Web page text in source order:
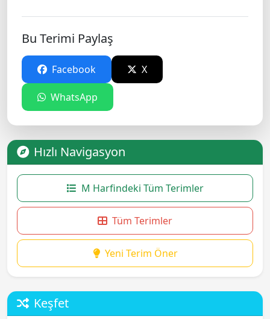
Bu Terimi Paylaş
Facebook X
WhatsApp
Hızlı Navigasyon
M Harfindeki Tüm Terimler
Tüm Terimler
Yeni Terim Öner
Keşfet